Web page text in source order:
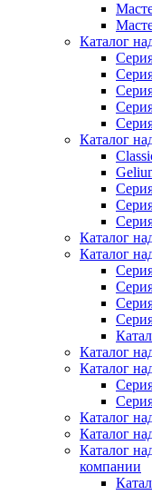
Каталог
Каталог
Каталог
Каталог
Каталог
Каталог
Каталог
Каталог
Каталог
компании